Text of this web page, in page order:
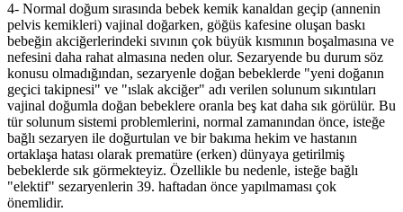
4- Normal doğum sırasında bebek kemik kanaldan geçip (annenin
pelvis kemikleri) vajinal doğarken, göğüs kafesine oluşan baskı
bebeğin akciğerlerindeki sıvının çok büyük kısmının boşalmasına ve
nefesini daha rahat almasına neden olur. Sezaryende bu durum söz
konusu olmadığından, sezaryenle doğan bebeklerde "yeni doğanın
geçici takipnesi" ve "ıslak akciğer" adı verilen solunum sıkıntıları
vajinal doğumla doğan bebeklere oranla beş kat daha sık görülür. Bu
tür solunum sistemi problemlerini, normal zamanından önce, isteğe
bağlı sezaryen ile doğurtulan ve bir bakıma hekim ve hastanın
ortaklaşa hatası olarak prematüre (erken) dünyaya getirilmiş
bebeklerde sık görmekteyiz. Özellikle bu nedenle, isteğe bağlı
"elektif" sezaryenlerin 39. haftadan önce yapılmaması çok
önemlidir.